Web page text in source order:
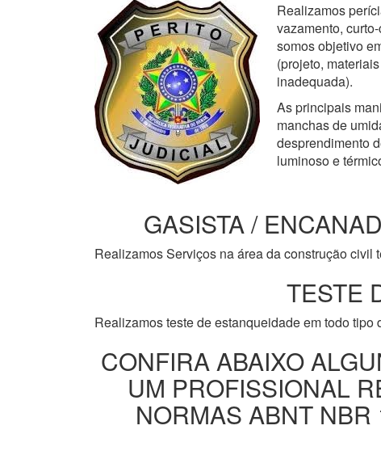
Realizamos
vazamento,
somos objetivo
(projeto,
inadequada).
As principais
manchas de
desprendimento
luminoso e
GASISTA /
Realizamos Serviços na área da construção civil
TESTE
Realizamos teste de estanqueidade em todo
CONFIRA ABAIXO
UM PROFISSIONAL
NORMAS ABNT